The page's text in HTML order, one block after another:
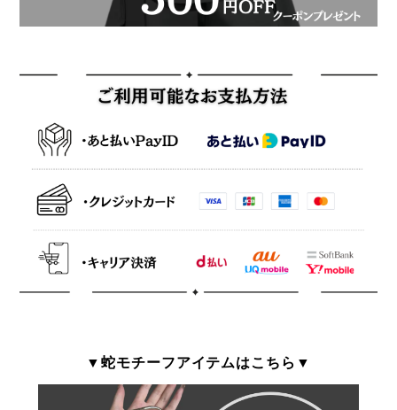
▼蛇モチーフアイテムはこちら▼